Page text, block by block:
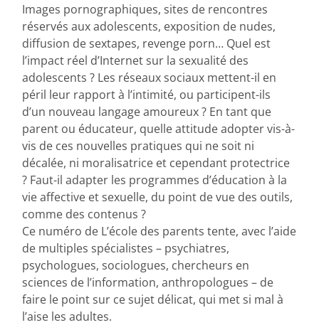
Images pornographiques, sites de rencontres
réservés aux adolescents, exposition de nudes,
diffusion de sextapes, revenge porn… Quel est
l’impact réel d’Internet sur la sexualité des
adolescents ? Les réseaux sociaux mettent-il en
péril leur rapport à l’intimité, ou participent-ils
d’un nouveau langage amoureux ? En tant que
parent ou éducateur, quelle attitude adopter vis-à-
vis de ces nouvelles pratiques qui ne soit ni
décalée, ni moralisatrice et cependant protectrice
? Faut-il adapter les programmes d’éducation à la
vie affective et sexuelle, du point de vue des outils,
comme des contenus ?
Ce numéro de L’école des parents tente, avec l’aide
de multiples spécialistes – psychiatres,
psychologues, sociologues, chercheurs en
sciences de l’information, anthropologues – de
faire le point sur ce sujet délicat, qui met si mal à
l’aise les adultes.